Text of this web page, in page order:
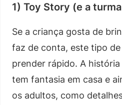
1) Toy Story (e a
Se a criança gosta de
faz de conta, este tipo
prender rápido. A
tem fantasia em casa e
os adultos, como